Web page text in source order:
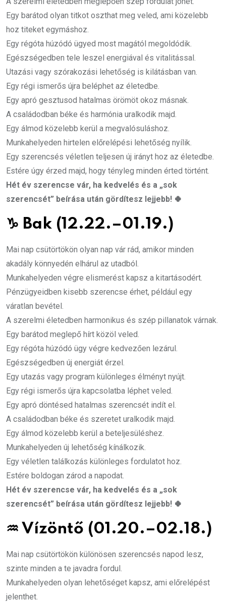
Egy barátod olyan titkot oszthat meg veled, ami közelebb
hoz titeket egymáshoz.
Egy régóta húzódó ügyed most magától megoldódik.
Egészségedben tele leszel energiával és vitalitással.
Utazási vagy szórakozási lehetőség is kilátásban van.
Egy régi ismerős újra beléphet az életedbe.
Egy apró gesztusod hatalmas örömöt okoz másnak.
A családodban béke és harmónia uralkodik majd.
Egy álmod közelebb kerül a megvalósuláshoz.
Munkahelyeden hirtelen előrelépési lehetőség nyílik.
Egy szerencsés véletlen teljesen új irányt hoz az életedbe.
Estére úgy érzed majd, hogy tényleg minden érted történt.
Hét év szerencse vár, ha kedvelés és a „sok
szerencsét” beírása után gördítesz lejjebb! 🍀
♑ Bak (12.22.–01.19.)
Mai nap csütörtökön olyan nap vár rád, amikor minden
akadály könnyedén elhárul az utadból.
Munkahelyeden végre elismerést kapsz a kitartásodért.
Pénzügyeidben kisebb szerencse érhet, például egy
váratlan bevétel.
A szerelmi életedben harmonikus és szép pillanatok várnak.
Egy barátod meglepő hírt közöl veled.
Egy régóta húzódó ügy végre kedvezően lezárul.
Egészségedben új energiát érzel.
Egy utazás vagy program különleges élményt nyújt.
Egy régi ismerős újra kapcsolatba léphet veled.
Egy apró döntésed hatalmas szerencsét indít el.
A családodban béke és szeretet uralkodik majd.
Egy álmod közelebb kerül a beteljesüléshez.
Munkahelyeden új lehetőség kínálkozik.
Egy véletlen találkozás különleges fordulatot hoz.
Estére boldogan zárod a napodat.
Hét év szerencse vár, ha kedvelés és a „sok
szerencsét” beírása után gördítesz lejjebb! 🍀
♒ Vízöntő (01.20.–02.18.)
Mai nap csütörtökön különösen szerencsés napod lesz,
szinte minden a te javadra fordul.
Munkahelyeden olyan lehetőséget kapsz, ami előrelépést
jelenthet.